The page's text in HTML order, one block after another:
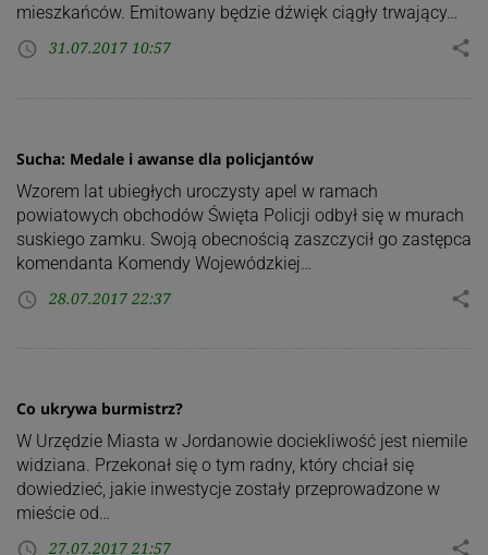
mieszkańców. Emitowany będzie dźwięk ciągły trwający…
access_time 31.07.2017 10:57 share
Sucha: Medale i awanse dla policjantów
Wzorem lat ubiegłych uroczysty apel w ramach
powiatowych obchodów Święta Policji odbył się w murach
suskiego zamku. Swoją obecnością zaszczycił go zastępca
komendanta Komendy Wojewódzkiej…
access_time 28.07.2017 22:37 share
Co ukrywa burmistrz?
W Urzędzie Miasta w Jordanowie dociekliwość jest niemile
widziana. Przekonał się o tym radny, który chciał się
dowiedzieć, jakie inwestycje zostały przeprowadzone w
mieście od…
access_time 27.07.2017 21:57 share